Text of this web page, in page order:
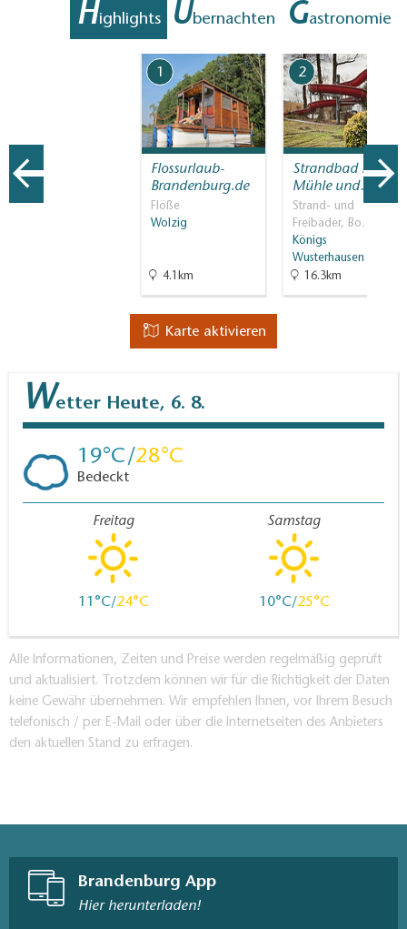
Highlights Übernachten Gastronomie
1
Flossurlaub-
Brandenburg.de
Flöße
Wolzig
4.1km
2
Strandbad Neue
Mühle und…
Strand- und
Freibäder, Bo…
Königs
Wusterhausen
16.3km
Karte aktivieren
Wetter Heute, 6. 8.
19 28
Bedeckt
Freitag
11 24
Samstag
10 25
Alle Informationen, Zeiten und Preise werden regelmäßig geprüft
und aktualisiert. Trotzdem können wir für die Richtigkeit der Daten
keine Gewähr übernehmen. Wir empfehlen Ihnen, vor Ihrem Besuch
telefonisch / per E-Mail oder über die Internetseiten des Anbieters
den aktuellen Stand zu erfragen.
Brandenburg App
Hier herunterladen!